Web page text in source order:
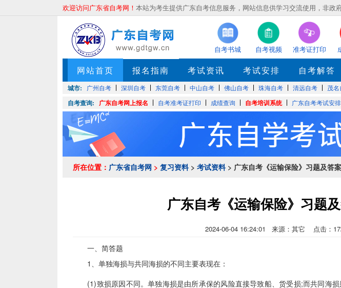
欢迎访问广东省自考网！ 本站为考生提供广东自考信息服务，网站信息供学习交流使用，非政
自考书城 自考视频 准考证打印
网站首页 报名指南 考试资讯 考试安排 自考解答
城市: 广州自考 深圳自考 东莞自考 中山自考 佛山自考 珠海自考 清远自考 茂
自考查询: 广东自考网上报名 自考准考证打印 成绩查询 自考培训系统 广东自考考试安排
所在位置： 广东省自考网 > 复习资料> 考试资料> 广东自考《运输保险》习题及答
广东自考《运输保险》习题
2024-06-04 16:24:01 来源：其它 点击：
一、简答题
1、单独海损与共同海损的不同主要表现在：
(1)致损原因不同。单独海损是由所承保的风险直接导致船、货受损;而共同海损